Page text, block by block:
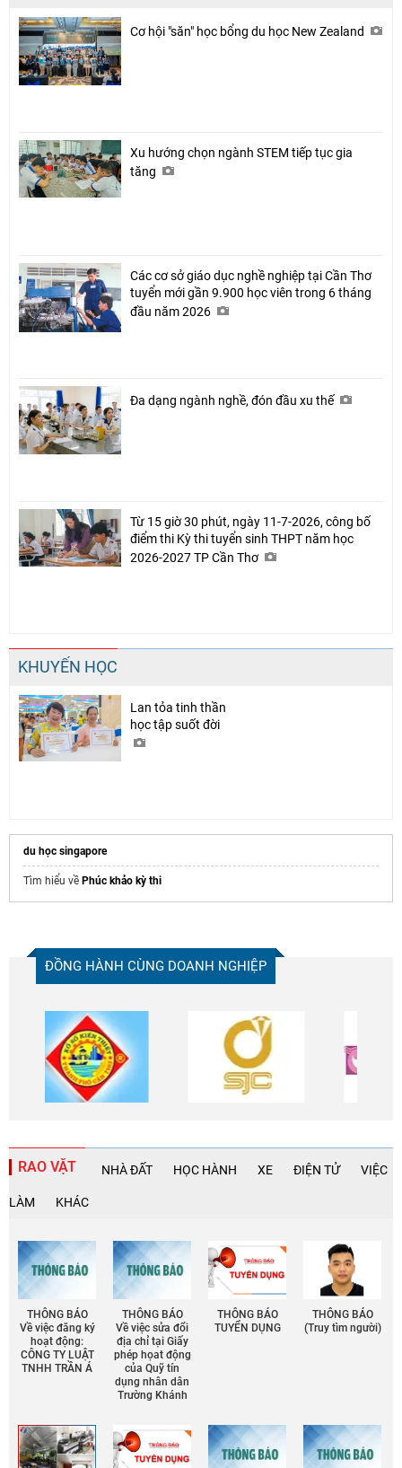
Cơ hội "săn" học bổng du học New Zealand
Xu hướng chọn ngành STEM tiếp tục gia
tăng
Các cơ sở giáo dục nghề nghiệp tại Cần Thơ
tuyển mới gần 9.900 học viên trong 6 tháng
đầu năm 2026
Đa dạng ngành nghề, đón đầu xu thế
Từ 15 giờ 30 phút, ngày 11-7-2026, công bố
điểm thi Kỳ thi tuyển sinh THPT năm học
2026-2027 TP Cần Thơ
KHUYẾN HỌC
Lan tỏa tinh thần
học tập suốt đời
du học singapore
Tìm hiểu về Phúc khảo kỳ thi
ĐỒNG HÀNH CÙNG DOANH NGHIỆP
RAO VẶT NHÀ ĐẤT HỌC HÀNH XE ĐIỆN TỬ VIỆC
LÀM KHÁC
THÔNG BÁO
Về việc đăng ký
hoạt động:
CÔNG TY LUẬT
TNHH TRẦN Á
THÔNG BÁO
Về việc sửa đổi
địa chỉ tại Giấy
phép họat động
của Quỹ tín
dụng nhân dân
Trường Khánh
THÔNG BÁO
TUYỂN DỤNG
THÔNG BÁO
(Truy tìm người)